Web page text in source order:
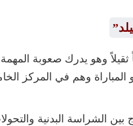
ثقيلاً وهو يدرك صعوبة
بين الشراسة البدنية